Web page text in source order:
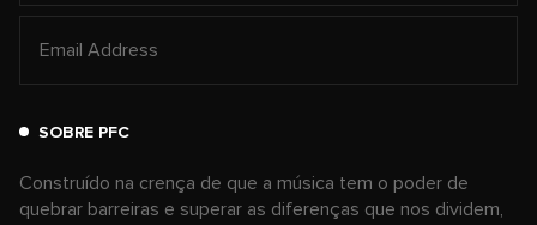
SOBRE PFC
Construído na crença de que a música tem o poder de
quebrar barreiras e superar as diferenças que nos dividem,